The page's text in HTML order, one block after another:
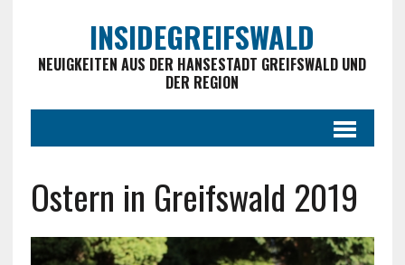
INSIDEGREIFSWALD
NEUIGKEITEN AUS DER HANSESTADT GREIFSWALD UND
DER REGION
Ostern in Greifswald 2019